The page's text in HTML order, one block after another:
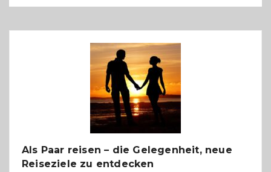
Als Paar reisen – die Gelegenheit, neue
Reiseziele zu entdecken